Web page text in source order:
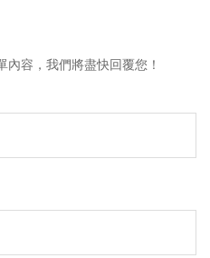
容，我們將盡快回覆您！